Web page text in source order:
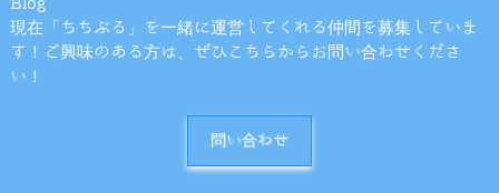
Blog
現在「ちちぶる」を一緒に運営してくれる仲間を募集していま
す！ご興味のある方は、ぜひこちらからお問い合わせくださ
い！
問い合わせ